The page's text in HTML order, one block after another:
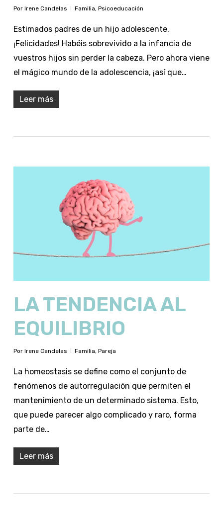
Por Irene Candelas Familia, Psicoeducación
Estimados padres de un hijo adolescente,
¡Felicidades! Habéis sobrevivido a la infancia de
vuestros hijos sin perder la cabeza. Pero ahora viene
el mágico mundo de la adolescencia, ¡así que…
Leer más
LA TENDENCIA AL
EQUILIBRIO
Por Irene Candelas Familia, Pareja
La homeostasis se define como el conjunto de
fenómenos de autorregulación que permiten el
mantenimiento de un determinado sistema. Esto,
que puede parecer algo complicado y raro, forma
parte de…
Leer más